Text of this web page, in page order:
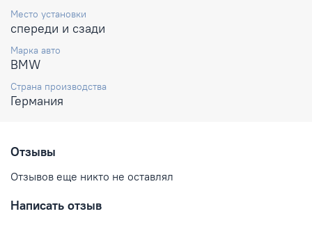
Место установки
спереди и сзади
Марка авто
BMW
Страна производства
Германия
Отзывы
Отзывов еще никто не оставлял
Написать отзыв